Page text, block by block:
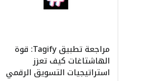
مراجعة تطبيق Tagify: قوة
الهاشتاغات كيف تعزز
استراتيجيات التسويق الرقمي